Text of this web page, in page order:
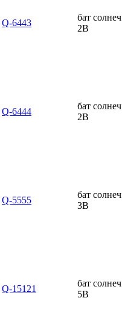
Q-6443
бат солнеч
2В
Q-6444
бат солнеч
2В
Q-5555
бат солнеч
3В
Q-15121
бат солнеч
5В